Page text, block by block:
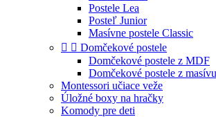
Postele Lea
Posteľ Junior
Masívne postele Classic
  Domčekové postele
Domčekové postele z MDF
Domčekové postele z masívu
Montessori učiace veže
Úložné boxy na hračky
Komody pre deti